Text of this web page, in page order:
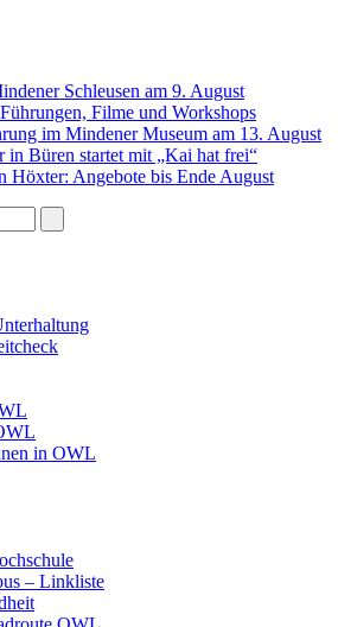
Schleusen am 9. August
Filme und Workshops
im Mindener Museum am 13. August
in Büren startet mit „Kai hat frei“
Höxter: Angebote bis Ende August
in OWL
– Linkliste